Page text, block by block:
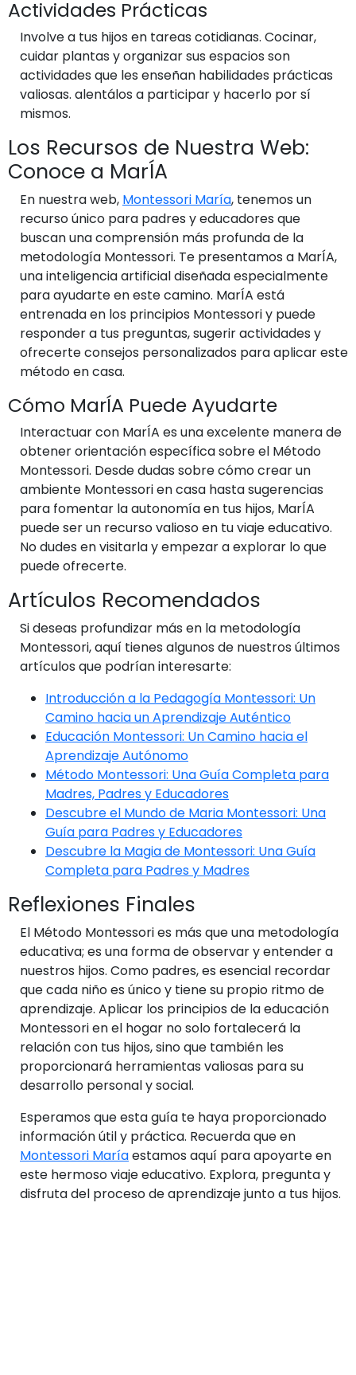
Actividades Prácticas
Involve a tus hijos en tareas cotidianas. Cocinar,
cuidar plantas y organizar sus espacios son
actividades que les enseñan habilidades prácticas
valiosas. alentálos a participar y hacerlo por sí
mismos.
Los Recursos de Nuestra Web:
Conoce a MarÍA
En nuestra web, Montessori María, tenemos un
recurso único para padres y educadores que
buscan una comprensión más profunda de la
metodología Montessori. Te presentamos a MarÍA,
una inteligencia artificial diseñada especialmente
para ayudarte en este camino. MarÍA está
entrenada en los principios Montessori y puede
responder a tus preguntas, sugerir actividades y
ofrecerte consejos personalizados para aplicar este
método en casa.
Cómo MarÍA Puede Ayudarte
Interactuar con MarÍA es una excelente manera de
obtener orientación específica sobre el Método
Montessori. Desde dudas sobre cómo crear un
ambiente Montessori en casa hasta sugerencias
para fomentar la autonomía en tus hijos, MarÍA
puede ser un recurso valioso en tu viaje educativo.
No dudes en visitarla y empezar a explorar lo que
puede ofrecerte.
Artículos Recomendados
Si deseas profundizar más en la metodología
Montessori, aquí tienes algunos de nuestros últimos
artículos que podrían interesarte:
Introducción a la Pedagogía Montessori: Un
Camino hacia un Aprendizaje Auténtico
Educación Montessori: Un Camino hacia el
Aprendizaje Autónomo
Método Montessori: Una Guía Completa para
Madres, Padres y Educadores
Descubre el Mundo de Maria Montessori: Una
Guía para Padres y Educadores
Descubre la Magia de Montessori: Una Guía
Completa para Padres y Madres
Reflexiones Finales
El Método Montessori es más que una metodología
educativa; es una forma de observar y entender a
nuestros hijos. Como padres, es esencial recordar
que cada niño es único y tiene su propio ritmo de
aprendizaje. Aplicar los principios de la educación
Montessori en el hogar no solo fortalecerá la
relación con tus hijos, sino que también les
proporcionará herramientas valiosas para su
desarrollo personal y social.
Esperamos que esta guía te haya proporcionado
información útil y práctica. Recuerda que en
Montessori Maríaestamos aquí para apoyarte en
este hermoso viaje educativo. Explora, pregunta y
disfruta del proceso de aprendizaje junto a tus hijos.